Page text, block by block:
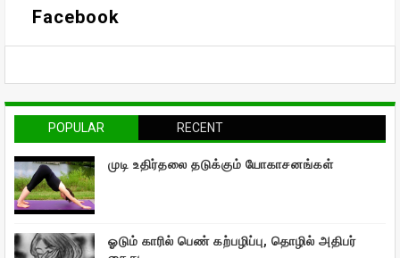
Facebook
POPULAR RECENT
முடி உதிர்தலை தடுக்கும் யோகாசனங்கள்
ஓடும் காரில் பெண் கற்பழிப்பு, தொழில் அதிபர்